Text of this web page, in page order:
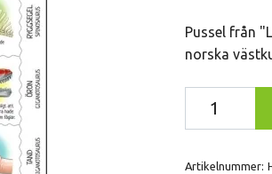
Pussel från
norska
Artikelnummer: